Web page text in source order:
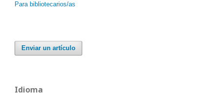
Para bibliotecarios/as
Enviar un artículo
Idioma